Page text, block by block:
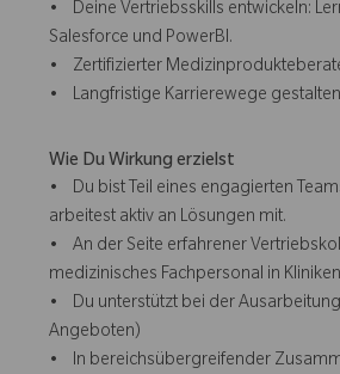
• Deine Vertriebsskills entwickeln:
Salesforce und PowerBI.
• Zertifizierter
• Langfristige Karrierewege
Wie Du Wirkung erzielst
• Du bist Teil eines engagierten
arbeitest aktiv an Lösungen mit.
• An der Seite erfahrener
medizinisches Fachpersonal in
• Du unterstützt bei der
Angeboten)
• In bereichsübergreifender